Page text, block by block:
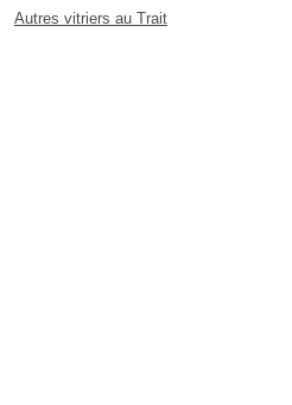
Autres vitriers au Trait